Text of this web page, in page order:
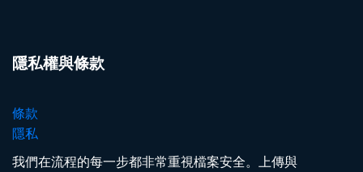
隱私權與條款
條款
隱私
我們在流程的每一步都非常重視檔案安全。上傳與